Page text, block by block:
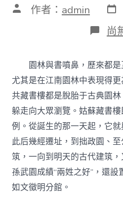
文 作者： admin 發
表
日
期
在
〈
載
園
林
書
噴
鼻
潤
蘇
圖
–
找
九
宮
尚
園林與書噴鼻，歷來都
尤其是在江南園林中表現得
共藏書樓都是脫胎于古典園
躲走向大眾瀏覽。姑蘇藏書
例。從誕生的那一天起，它
此后幾經遷址，到拙政園、
筑，一向到明天的古代建筑
孫武園成績“兩姓之好”，還設
如文徵明分館。